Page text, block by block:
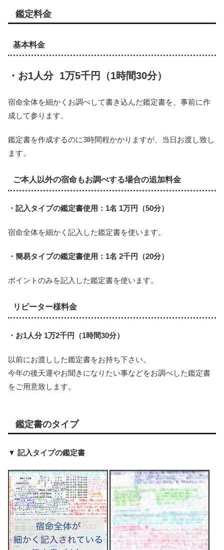
鑑定料金
基本料金
・お1人分 1万5千円（1時間30分）
宿命全体を細かくお調べして書き込んだ鑑定書を、事前に作
成して参ります。
鑑定書を作成するのに3時間程かかりますが、当日お渡し致し
ます。
ご本人以外の宿命もお調べする場合の追加料金
・記入タイプの鑑定書使用：1名 1万円（50分）
宿命全体を細かく記入した鑑定書を使います。
・簡易タイプの鑑定書使用：1名 2千円（20分）
ポイントのみを記入した鑑定書を使います。
リピーター様料金
・お1人分 1万2千円（1時間30分）
以前にお渡しした鑑定書をお持ち下さい。
今年の後天運やお聞きになりたい事などをお調べした鑑定書
をご用意致します。
鑑定書のタイプ
▼ 記入タイプの鑑定書